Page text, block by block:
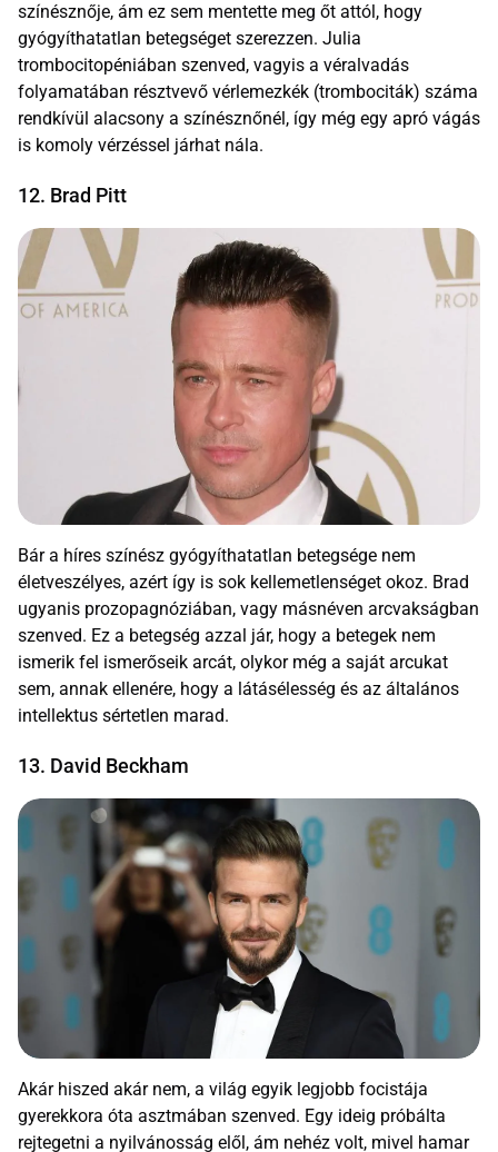
színésznője, ám ez sem mentette meg őt attól, hogy
gyógyíthatatlan betegséget szerezzen. Julia
trombocitopéniában szenved, vagyis a véralvadás
folyamatában résztvevő vérlemezkék (trombociták) száma
rendkívül alacsony a színésznőnél, így még egy apró vágás
is komoly vérzéssel járhat nála.
12. Brad Pitt
Bár a híres színész gyógyíthatatlan betegsége nem
életveszélyes, azért így is sok kellemetlenséget okoz. Brad
ugyanis prozopagnóziában, vagy másnéven arcvakságban
szenved. Ez a betegség azzal jár, hogy a betegek nem
ismerik fel ismerőseik arcát, olykor még a saját arcukat
sem, annak ellenére, hogy a látásélesség és az általános
intellektus sértetlen marad.
13. David Beckham
Akár hiszed akár nem, a világ egyik legjobb focistája
gyerekkora óta asztmában szenved. Egy ideig próbálta
rejtegetni a nyilvánosság elől, ám nehéz volt, mivel hamar